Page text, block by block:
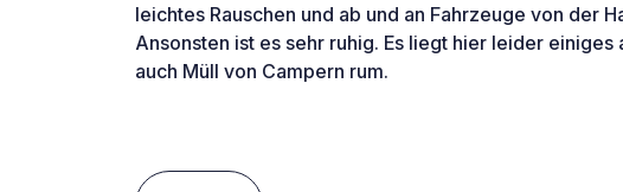
leichtes Rauschen und ab und an Fahrzeuge von der
Ansonsten ist es sehr ruhig. Es liegt hier leider einiges
auch Müll von Campern rum.